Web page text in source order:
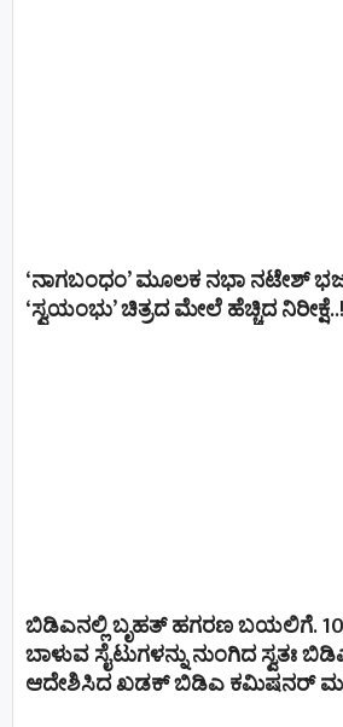
‘ನಾಗಬಂಧಂ’ ಮೂಲಕ ನಭಾ ನಟೇಶ್
‘ಸ್ವಯಂಭು’ ಚಿತ್ರದ ಮೇಲೆ ಹೆಚ್ಚಿದ ನಿರೀಕ್ಷೆ..!
ಬಿಡಿಎನಲ್ಲಿ ಬೃಹತ್ ಹಗರಣ ಬಯಲಿಗೆ.
ಬಾಳುವ ಸೈಟುಗಳನ್ನು ನುಂಗಿದ ಸ್ವತಃ
ಆದೇಶಿಸಿದ ಖಡಕ್ ಬಿಡಿಎ ಕಮಿಷನರ್